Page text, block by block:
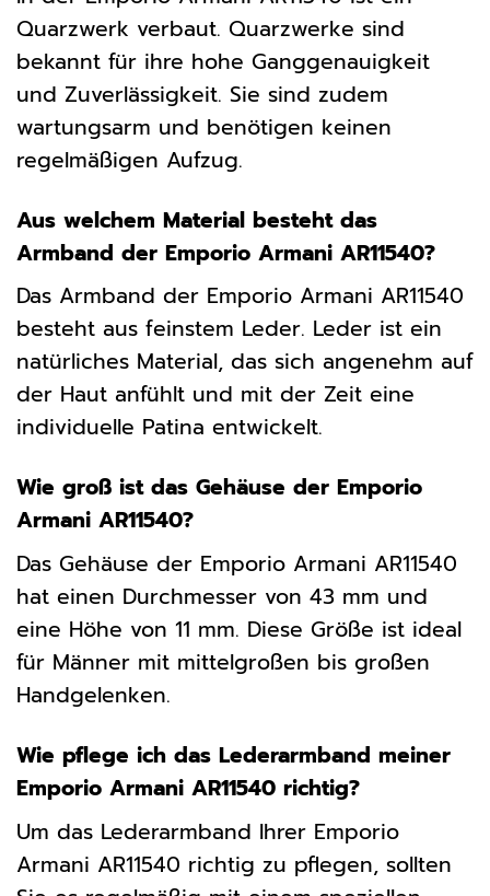
Quarzwerk verbaut. Quarzwerke sind
bekannt für ihre hohe Ganggenauigkeit
und Zuverlässigkeit. Sie sind zudem
wartungsarm und benötigen keinen
regelmäßigen Aufzug.
Aus welchem Material besteht das
Armband der Emporio Armani AR11540?
Das Armband der Emporio Armani AR11540
besteht aus feinstem Leder. Leder ist ein
natürliches Material, das sich angenehm auf
der Haut anfühlt und mit der Zeit eine
individuelle Patina entwickelt.
Wie groß ist das Gehäuse der Emporio
Armani AR11540?
Das Gehäuse der Emporio Armani AR11540
hat einen Durchmesser von 43 mm und
eine Höhe von 11 mm. Diese Größe ist ideal
für Männer mit mittelgroßen bis großen
Handgelenken.
Wie pflege ich das Lederarmband meiner
Emporio Armani AR11540 richtig?
Um das Lederarmband Ihrer Emporio
Armani AR11540 richtig zu pflegen, sollten